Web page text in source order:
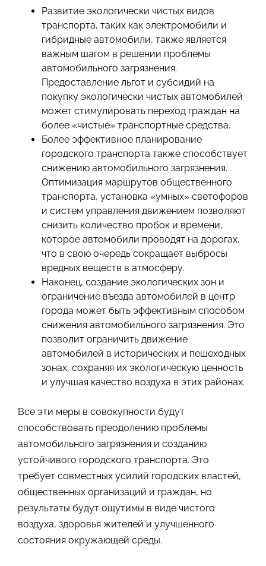
Развитие экологически чистых видов
транспорта, таких как электромобили и
гибридные автомобили, также является
важным шагом в решении проблемы
автомобильного загрязнения.
Предоставление льгот и субсидий на
покупку экологически чистых автомобилей
может стимулировать переход граждан на
более «чистые» транспортные средства.
Более эффективное планирование
городского транспорта также способствует
снижению автомобильного загрязнения.
Оптимизация маршрутов общественного
транспорта, установка «умных» светофоров
и систем управления движением позволяют
снизить количество пробок и времени,
которое автомобили проводят на дорогах,
что в свою очередь сокращает выбросы
вредных веществ в атмосферу.
Наконец, создание экологических зон и
ограничение въезда автомобилей в центр
города может быть эффективным способом
снижения автомобильного загрязнения. Это
позволит ограничить движение
автомобилей в исторических и пешеходных
зонах, сохраняя их экологическую ценность
и улучшая качество воздуха в этих районах.
Все эти меры в совокупности будут
способствовать преодолению проблемы
автомобильного загрязнения и созданию
устойчивого городского транспорта. Это
требует совместных усилий городских властей,
общественных организаций и граждан, но
результаты будут ощутимы в виде чистого
воздуха, здоровья жителей и улучшенного
состояния окружающей среды.